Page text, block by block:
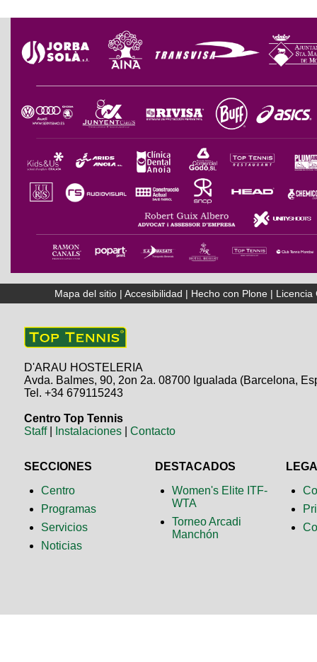
Mapa del sitio |Accesibilidad | Hecho con Plone | Licencia
D'ARAU HOSTELERIA
Avda. Balmes, 90, 2on 2a. 08700 Igualada (Barcelona,
Tel. +34 679115243
Centro Top Tennis
Staff| Instalaciones |Contacto
SECCIONES
Centro
Programas
Servicios
Noticias
DESTACADOS
Women's Elite ITF-
WTA
Torneo Arcadi
Manchón